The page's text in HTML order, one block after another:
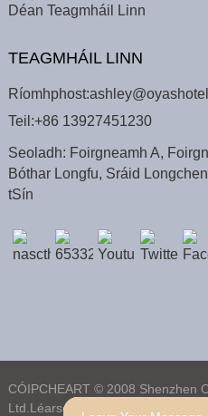
Déan Teagmháil Linn
TEAGMHÁIL LINN
Ríomhphost:
Teil:+86 13927451230
Seoladh: Foirgneamh A,
Bóthar Longfu, Sráid
tSín
CÓIPCHEART © 2008 Shenzhen
Ltd. Léarscáil An TSuímh,